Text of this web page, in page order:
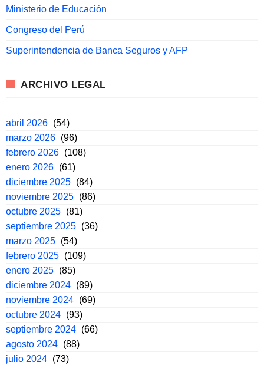
Ministerio de Educación
Congreso del Perú
Superintendencia de Banca Seguros y AFP
ARCHIVO LEGAL
abril 2026 (54)
marzo 2026 (96)
febrero 2026 (108)
enero 2026 (61)
diciembre 2025 (84)
noviembre 2025 (86)
octubre 2025 (81)
septiembre 2025 (36)
marzo 2025 (54)
febrero 2025 (109)
enero 2025 (85)
diciembre 2024 (89)
noviembre 2024 (69)
octubre 2024 (93)
septiembre 2024 (66)
agosto 2024 (88)
julio 2024 (73)